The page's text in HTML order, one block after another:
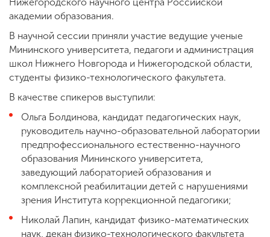
академии образования.
В научной сессии приняли участие ведущие ученые
Мининского университета, педагоги и администрация
школ Нижнего Новгорода и Нижегородской области,
студенты физико-технологического факультета.
В качестве спикеров выступили:
Ольга Болдинова, кандидат педагогических наук,
руководитель научно-образовательной лаборатории
предпрофессионального естественно-научного
образования Мининского университета,
заведующий лабораторией образования и
комплексной реабилитации детей с нарушениями
зрения Института коррекционной педагогики;
Николай Лапин, кандидат физико-математических
наук, декан физико-технологического факультета